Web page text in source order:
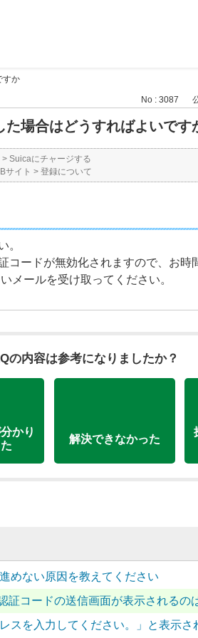
すか
No : 3087
場合はどうすればよいです
> Suicaにチャージする
サイト > 登録について
。
コードが無効化されますので、お時
メールを受け取ってください。
の内容は参考になりましたか？
かり
解決できなかった
めない原因を教えてください
証コードの送信画面が表示されるの
スを入力してください。」と表示